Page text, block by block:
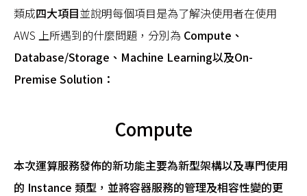
類成四大項目並說明每個項目是為了解決使用者在使用
AWS 上所遇到的什麼問題，分別為 Compute、
Database/Storage 、Machine Learning以及On-
Premise Solution ：
Compute
本次運算服務發佈的新功能主要為新型架構以及專門使用
的 Instance 類型，並將容器服務的管理及相容性變的更